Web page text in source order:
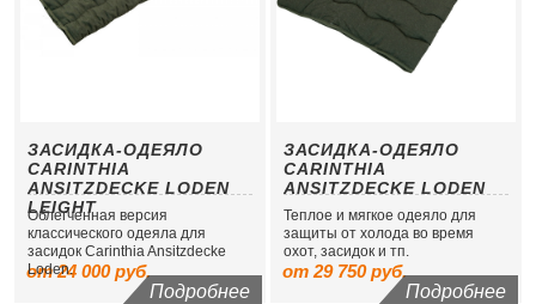
ЗАСИДКА-ОДЕЯЛО
CARINTHIA
ANSITZDECKE LODEN
LEIGHT
Облегченная версия
классического одеяла для
засидок Carinthia Ansitzdecke
Loden.
от 24 000 руб.
Подробнее
ЗАСИДКА-ОДЕЯЛО
CARINTHIA
ANSITZDECKE LODEN
Теплое и мягкое одеяло для
защиты от холода во время
охот, засидок и тп.
от 29 750 руб.
Подробнее